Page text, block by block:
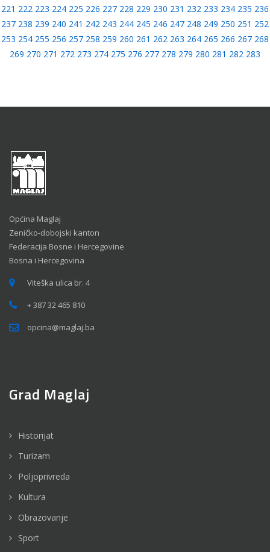
221 222 223 224 225 226 227 228 229 230 231 232 233 234 235 236
237 238 239 240 241 242 243 244 245 246 247 248 249 250 251 252
253 254 255 256 257 258 259 260 261 262 263 264 265 266 267 268
269 270 271 272 273 274 275 276 277 278 279 280 281 282 283
Općina Maglaj
Zeničko-dobojski kanton
Federacija Bosne i Hercegovine
Bosna i Hercegovina
Viteška ulica br. 4
+ 387 32 465 810
opcina@maglaj.ba
Grad Maglaj
Historijat
Turizam
Poljoprivreda
Kultura
Obrazovanje
Sport